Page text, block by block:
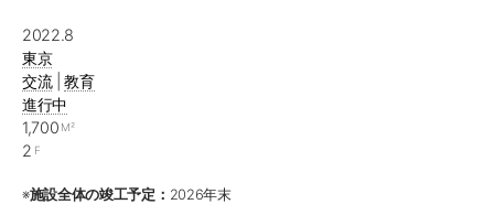
2022.8
東京
交流|教育
進行中
1,700 M²
2 F
※施設全体の竣工予定： 2026年末